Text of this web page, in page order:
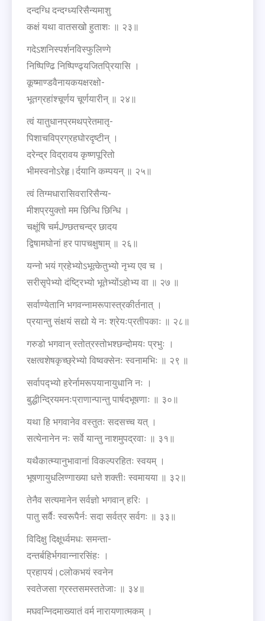
दन्दग्धि दन्दग्ध्यरिसैन्यमाशु
कक्षं यथा वातसखो हुताशः ॥ २३॥
गदेऽशनिस्पर्शनविस्फुलिण्गे
निष्पिण्ढि निष्पिण्ढ्यजितप्रियासि ।
कूष्माण्डवैनायकयक्षरक्षो-
भूतग्रहांश्चूर्णय चूर्णयारीन् ॥ २४॥
त्वं यातुधानप्रमथप्रेतमातृ-
पिशाचविप्रग्रहघोरदृष्टीन् ।
दरेन्द्र विद्रावय कृष्णपूरितो
भीमस्वनोऽरेहृ।र्दयानि कम्पयन् ॥ २५॥
त्वं तिग्मधारासिवरारिसैन्य-
मीशप्रयुक्तो मम छिन्धि छिन्धि ।
चक्षूंषि चर्मJण्छतचन्द्र छादय
द्विषामघोनां हर पापचक्षुषाम् ॥ २६॥
यन्नो भयं ग्रहेभ्योऽभूत्केतुभ्यो नृभ्य एव च ।
सरीसृपेभ्यो दंष्ट्रिभ्यो भूतेभ्योंऽहोभ्य वा ॥ २७ ॥
सर्वाण्येतानि भगवन्नामरूपास्त्रकीर्तनात् ।
प्रयान्तु संक्षयं सद्यो ये नः श्रेयःप्रतीपकाः ॥ २८॥
गरुडो भगवान् स्तोत्रस्तोभश्छन्दोमयः प्रभुः ।
रक्षत्वशेषकृच्छ्रेभ्यो विष्वक्सेनः स्वनामभिः ॥ २९ ॥
सर्वापद्भ्यो हरेर्नामरूपयानायुधानि नः ।
बुद्धीन्द्रियमनःप्राणान्पान्तु पार्षदभूषणाः ॥ ३०॥
यथा हि भगवानेव वस्तुतः सदसच्च यत् ।
सत्येनानेन नः सर्वे यान्तु नाशमुपद्रवाः ॥ ३१॥
यथैकात्म्यानुभावानां विकल्परहितः स्वयम् ।
भूषणायुधलिण्गाख्या धत्ते शक्तीः स्वमायया ॥ ३२॥
तेनैव सत्यमानेन सर्वज्ञो भगवान् हरिः ।
पातु सर्वैः स्वरूपैर्नः सदा सर्वत्र सर्वगः ॥ ३३॥
विदिक्षु दिक्षूर्ध्वमधः समन्ता-
दन्तर्बहिर्भगवान्नारसिंहः ।
प्रहापयं।cलोकभयं स्वनेन
स्वतेजसा ग्रस्तसमस्ततेजाः ॥ ३४॥
मघवन्निदमाख्यातं वर्म नारायणात्मकम् ।